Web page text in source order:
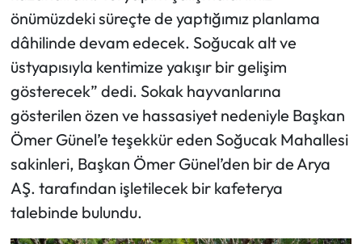
önümüzdeki süreçte de yaptığımız planlama
dâhilinde devam edecek. Soğucak alt ve
üstyapısıyla kentimize yakışır bir gelişim
gösterecek” dedi. Sokak hayvanlarına
gösterilen özen ve hassasiyet nedeniyle Başkan
Ömer Günel’e teşekkür eden Soğucak Mahallesi
sakinleri, Başkan Ömer Günel’den bir de Arya
AŞ. tarafından işletilecek bir kafeterya
talebinde bulundu.